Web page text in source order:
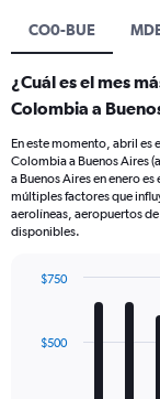
CO0-BUE
¿Cuál es el mes
Colombia a
En este momento, abril es
Colombia a Buenos Aires
a Buenos Aires en enero
múltiples factores que
aerolíneas, aeropuertos
disponibles.
with
12
$500
$750